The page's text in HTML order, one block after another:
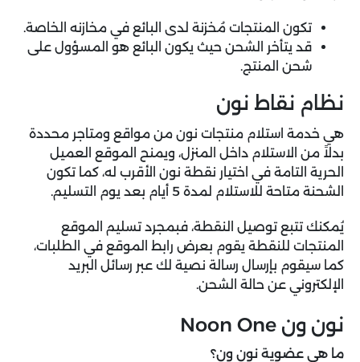
تكون المنتجات مُخزنة لدى البائع في مخازنه الخاصة.
قد يتأخر الشحن حيث يكون البائع هو المسؤول على
شحن المنتج.
نظام نقاط نون
هي خدمة استلام منتجات نون من مواقع ومتاجر محددة
بدلاً من الاستلام داخل المنزل، ويمنح الموقع العميل
الحرية التامة في اختيار نقطة نون الأقرب له، كما تكون
الشحنة متاحة للاستلام لمدة 5 أيام بعد يوم التسليم.
يُمكنك تتبع توصيل النقطة، فبمجرد تسليم الموقع
المنتجات للنقطة يقوم بعرض رابط الموقع في الطلبات،
كما سيقوم بإرسال رسالة نصية لك عبر رسائل البريد
الإلكتروني عن حالة الشحن.
نون ون Noon One
ما هي عضوية نون ون؟